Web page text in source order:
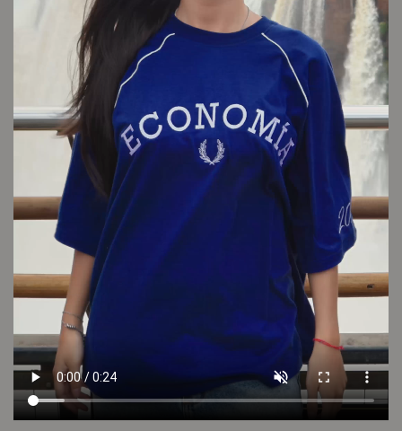
LOOK 6
Cambios y devoluciones
Envío sin cargo
Conocé tu talle
Cuidado de la prenda
Consultar
Otros looks que podrían interesarte